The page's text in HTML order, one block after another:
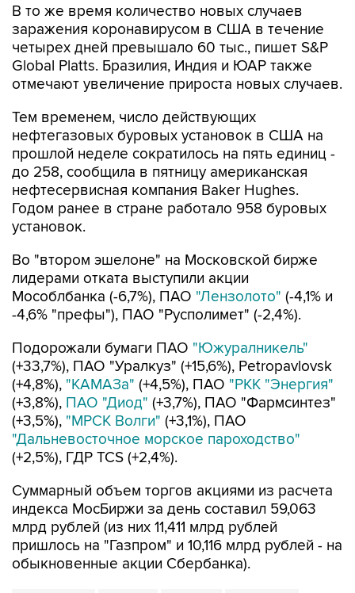
В то же время количество новых случаев
заражения коронавирусом в США в течение
четырех дней превышало 60 тыс., пишет S&P
Global Platts. Бразилия, Индия и ЮАР также
отмечают увеличение прироста новых случаев.
Тем временем, число действующих
нефтегазовых буровых установок в США на
прошлой неделе сократилось на пять единиц -
до 258, сообщила в пятницу американская
нефтесервисная компания Baker Hughes.
Годом ранее в стране работало 958 буровых
установок.
Во "втором эшелоне" на Московской бирже
лидерами отката выступили акции
Мособлбанка (-6,7%), ПАО "Лензолото" (-4,1% и
-4,6% "префы"), ПАО "Русполимет" (-2,4%).
Подорожали бумаги ПАО "Южуралникель"
(+33,7%), ПАО "Уралкуз" (+15,6%), Petropavlovsk
(+4,8%), "КАМАЗа" (+4,5%), ПАО "РКК "Энергия"
(+3,8%), ПАО "Диод" (+3,7%), ПАО "Фармсинтез"
(+3,5%), "МРСК Волги" (+3,1%), ПАО
"Дальневосточное морское пароходство"
(+2,5%), ГДР TCS (+2,4%).
Суммарный объем торгов акциями из расчета
индекса МосБиржи за день составил 59,063
млрд рублей (из них 11,411 млрд рублей
пришлось на "Газпром" и 10,116 млрд рублей - на
обыкновенные акции Сбербанка).